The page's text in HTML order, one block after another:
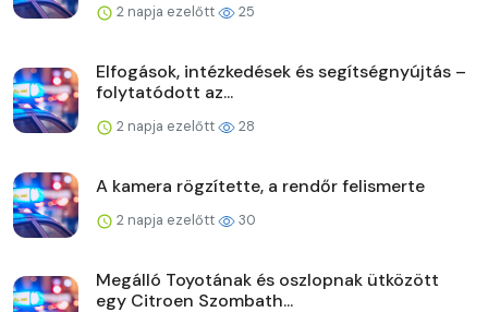
2 napja ezelőtt 25
Elfogások, intézkedések és segítségnyújtás –
folytatódott az...
2 napja ezelőtt 28
A kamera rögzítette, a rendőr felismerte
2 napja ezelőtt 30
Megálló Toyotának és oszlopnak ütközött
egy Citroen Szombath...